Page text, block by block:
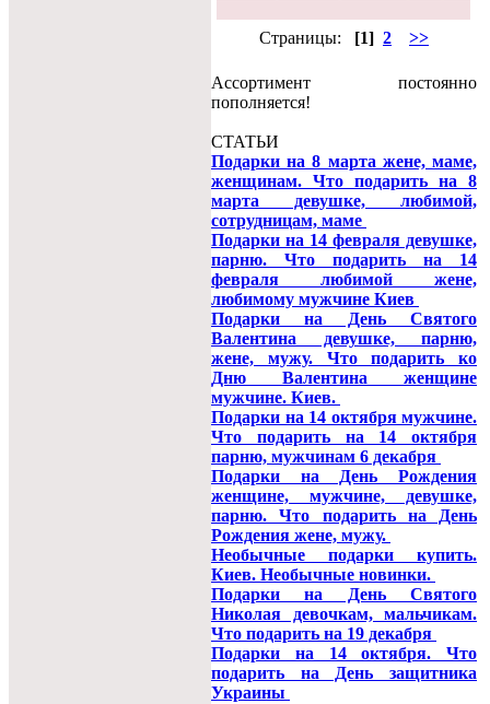
Страницы: [1] 2 >>
Ассортимент постоянно
пополняется!
СТАТЬИ
Подарки на 8 марта жене, маме,
женщинам. Что подарить на 8
марта девушке, любимой,
сотрудницам, маме
Подарки на 14 февраля девушке,
парню. Что подарить на 14
февраля любимой жене,
любимому мужчине Киев
Подарки на День Святого
Валентина девушке, парню,
жене, мужу. Что подарить ко
Дню Валентина женщине
мужчине. Киев.
Подарки на 14 октября мужчине.
Что подарить на 14 октября
парню, мужчинам 6 декабря
Подарки на День Рождения
женщине, мужчине, девушке,
парню. Что подарить на День
Рождения жене, мужу.
Необычные подарки купить.
Киев. Необычные новинки.
Подарки на День Святого
Николая девочкам, мальчикам.
Что подарить на 19 декабря
Подарки на 14 октября. Что
подарить на День защитника
Украины